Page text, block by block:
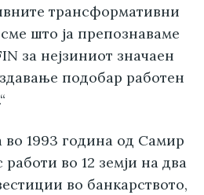
трансформативни
што ја препознаваме
за нејзиниот значаен
подобар работен
1993 година од Самир
во 12 земји на два
во банкарството,